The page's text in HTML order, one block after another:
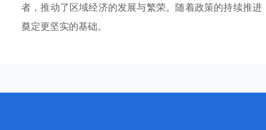
者，推动了区域经济的发展与繁荣。随着政策的持续推
奠定更坚实的基础。